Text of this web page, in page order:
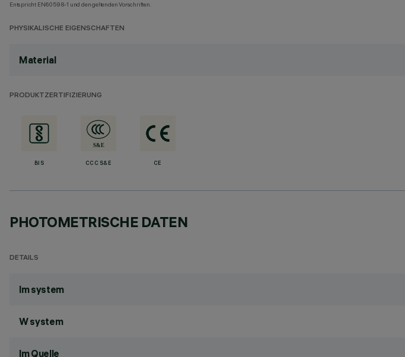
Entspricht EN60598-1 und den geltenden Vorschriften.
PHYSIKALISCHE EIGENSCHAFTEN
Material
PRODUKTZERTIFIZIERUNG
BIS CCC S&E CE
PHOTOMETRISCHE DATEN
DETAILS
lm system
W system
lm Quelle